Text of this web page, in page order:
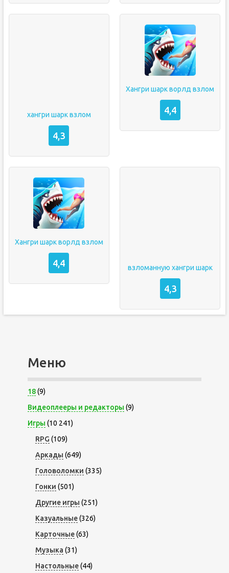
хангри шарк взлом
4,3
Хангри шарк ворлд взлом
4,4
Хангри шарк ворлд взлом
4,4 взломанную хангри шарк
4,3
Меню
18(9)
Видеоплееры и редакторы (9)
Игры (10 241)
RPG (109)
Аркады (649)
Головоломки (335)
Гонки (501)
Другие игры (251)
Казуальные(326)
Карточные(63)
Музыка (31)
Настольные(44)